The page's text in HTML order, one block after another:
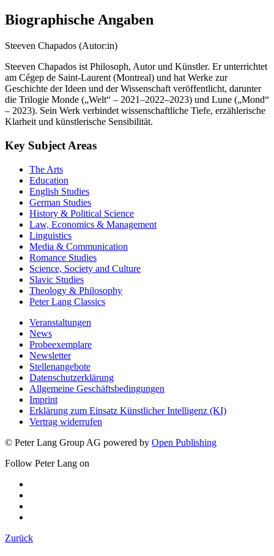
Biographische Angaben
Steeven Chapados (Autor:in)
Steeven Chapados ist Philosoph, Autor und Künstler. Er unterrichtet
am Cégep de Saint-Laurent (Montreal) und hat Werke zur
Geschichte der Ideen und der Wissenschaft veröffentlicht, darunter
die Trilogie Monde („Welt“ – 2021–2022–2023) und Lune („Mond“
– 2023). Sein Werk verbindet wissenschaftliche Tiefe, erzählerische
Klarheit und künstlerische Sensibilität.
Key Subject Areas
The Arts
Education
English Studies
German Studies
History & Political Science
Law, Economics & Management
Linguistics
Media & Communication
Romance Studies
Science, Society and Culture
Slavic Studies
Theology & Philosophy
Peter Lang Classics
Veranstaltungen
News
Probeexemplare
Newsletter
Stellenangebote
Datenschutzerklärung
Allgemeine Geschäftsbedingungen
Imprint
Erklärung zum Einsatz Künstlicher Intelligenz (KI)
Vertrag widerrufen
© Peter Lang Group AG powered by Open Publishing
Follow Peter Lang on
Zurück